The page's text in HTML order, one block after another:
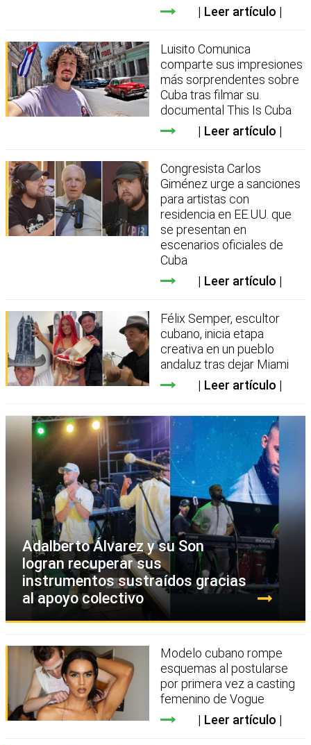
Leer artículo
Luisito Comunica
comparte sus impresiones
más sorprendentes sobre
Cuba tras filmar su
documental This Is Cuba
Leer artículo
Congresista Carlos
Giménez urge a sanciones
para artistas con
residencia en EE.UU. que
se presentan en
escenarios oficiales de
Cuba
Leer artículo
Félix Semper, escultor
cubano, inicia etapa
creativa en un pueblo
andaluz tras dejar Miami
Leer artículo
Adalberto Álvarez y su Son
logran recuperar sus
instrumentos sustraídos gracias
al apoyo colectivo
Modelo cubano rompe
esquemas al postularse
por primera vez a casting
femenino de Vogue
Leer artículo